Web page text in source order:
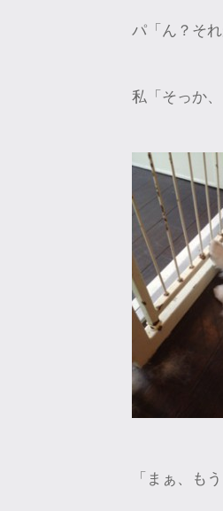
パ「ん？そ
私「そっか
「まぁ、も